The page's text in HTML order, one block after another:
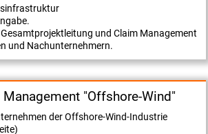
Gesamtprojektleitung und Claim Management
und Nachunternehmern.
"Offshore-Wind"
der Offshore-Wind-Industrie